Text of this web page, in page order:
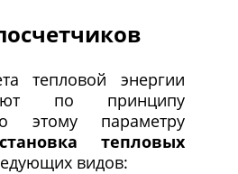
тепловой энергии
по принципу
этому параметру
тепловых
видов: